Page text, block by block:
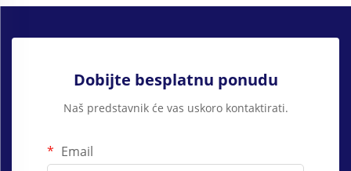
Dobijte besplatnu ponudu
Naš predstavnik će vas uskoro kontaktirati.
Email